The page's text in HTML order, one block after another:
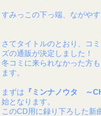
すみっこの下っ端、ながやす
さてタイトルのとおり、コ
ズの通販が決定しました！
冬コミに来られなかった方
ます。
まずは 『ミンナノウタ ～
始となります。
このCD用に録り下ろした新